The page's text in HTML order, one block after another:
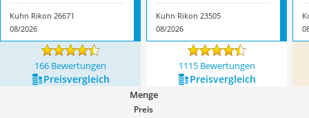
Kuhn Rikon 26671
08/2026
Kuhn Rikon 23505
08/2026
166 Bewertungen 1115 Bewertungen
Preis­vergleich Preis­vergleich
Menge
Preis